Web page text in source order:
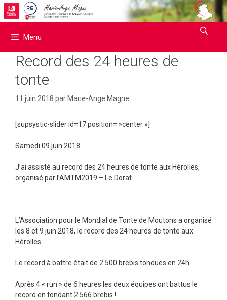
Aller
au
Menu
Record des 24 heures de
tonte
11 juin 2018 par Marie-Ange Magne
[supsystic-slider id=17 position= »center »]
Samedi 09 juin 2018
J’ai assisté au record des 24 heures de tonte aux Hérolles,
organisé par l’AMTM2019 – Le Dorat.
L’Association pour le Mondial de Tonte de Moutons a organisé
les 8 et 9 juin 2018, le record des 24 heures de tonte aux
Hérolles.
Le record à battre était de 2 500 brebis tondues en 24h.
Après 4 « run » de 6 heures les deux équipes ont battus le
record en tondant 2 566 brebis !